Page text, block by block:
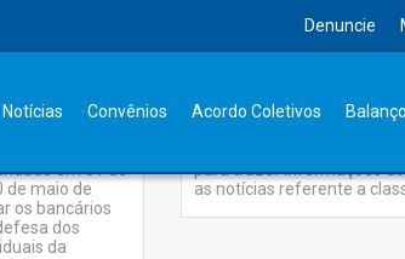
Denuncie
Notícias Convênios Acordo Coletivos
em 31 de
de maio de
os bancários
dos
da
para trazer informações
as notícias referente a